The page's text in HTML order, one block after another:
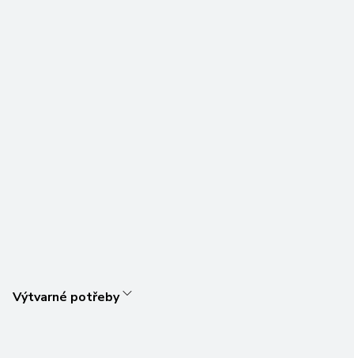
Výtvarné potřeby